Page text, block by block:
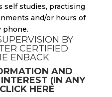
self studies, practising
and/or hours of
phone.
BY
CERTIFIED
ENBACK
AND
(IN ANY
CLICK HERE